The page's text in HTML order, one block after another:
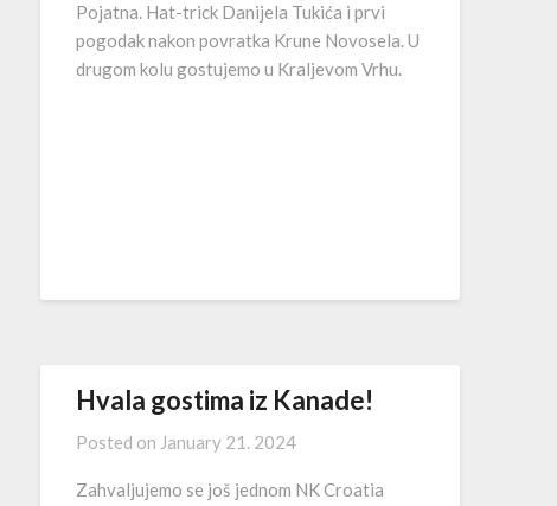
Pojatna. Hat-trick Danijela Tukića i prvi
pogodak nakon povratka Krune Novosela. U
drugom kolu gostujemo u Kraljevom Vrhu.
Hvala gostima iz Kanade!
Posted on January 21. 2024
Zahvaljujemo se još jednom NK Croatia